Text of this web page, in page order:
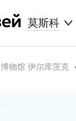
莫斯科
博物馆 伊尔库茨克